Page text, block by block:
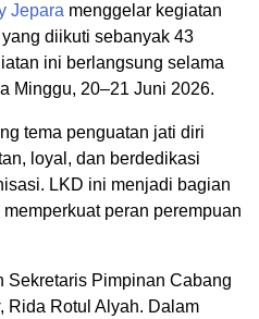
Jepara menggelar kegiatan
diikuti sebanyak 43
ini berlangsung selama
Minggu, 20–21 Juni 2026.
tema penguatan jati diri
loyal, dan berdedikasi
LKD ini menjadi bagian
peran perempuan
Sekretaris Pimpinan Cabang
, Rida Rotul Alyah. Dalam